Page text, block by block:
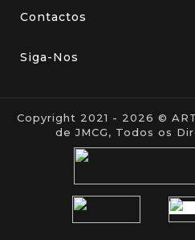
Contactos
Siga-Nos
Copyright 2021 - 2026 ©
de JMCG, Todos os